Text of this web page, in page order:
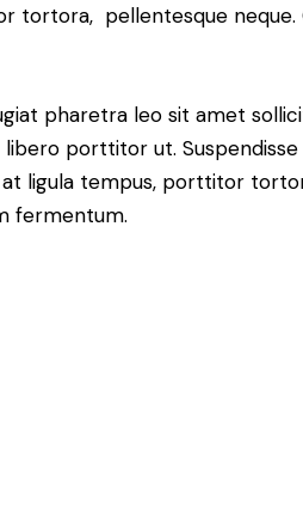
tortora, pellentesque neque.
pharetra leo sit amet
porttitor ut.
at ligula tempus, porttitor
fermentum.